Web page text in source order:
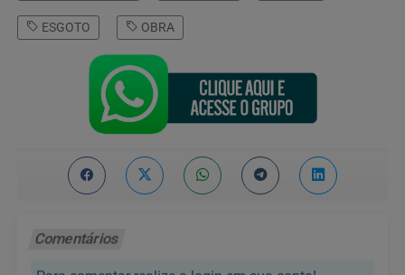
ESGOTO OBRA
Comentários